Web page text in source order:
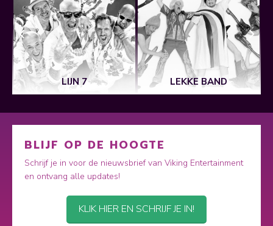
LIJN 7 LEKKE BAND
BLIJF OP DE HOOGTE
Schrijf je in voor de nieuwsbrief van Viking Entertainment
en ontvang alle updates!
KLIK HIER EN SCHRIJF JE IN!